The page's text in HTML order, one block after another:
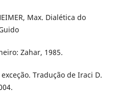
Max. Dialética do
Zahar, 1985.
Tradução de Iraci D.